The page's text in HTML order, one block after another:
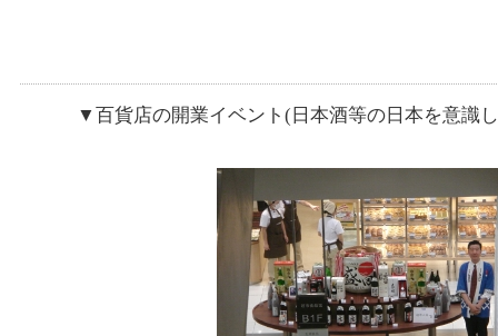
▼百貨店の開業イベント(日本酒等の日本を意識し